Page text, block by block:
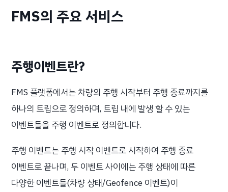
FMS의 주요 서비스
주행이벤트란?
FMS 플랫폼에서는 차량의 주행 시작부터 주행 종료까지를
하나의 트립으로 정의하며, 트립 내에 발생 할 수 있는
이벤트들을 주행 이벤트로 정의합니다.
주행 이벤트는 주행 시작 이벤트로 시작하여 주행 종료
이벤트로 끝나며, 두 이벤트 사이에는 주행 상태에 따른
다양한 이벤트들(차량 상태/Geofence 이벤트)이